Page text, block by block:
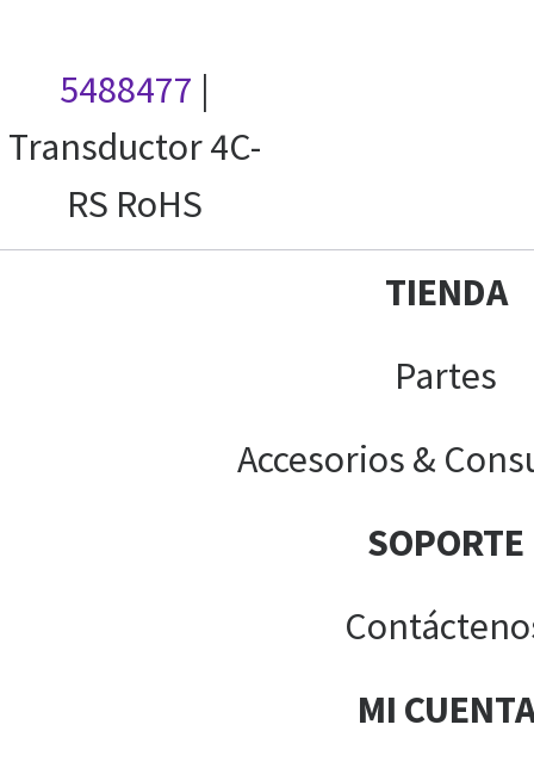
5488477 |
Transductor 4C-
RS RoHS
TIENDA
Partes
Accesorios &
SOPORTE
MI